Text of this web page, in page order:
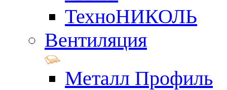
ТехноНИКОЛЬ
Вентиляция
Металл Профиль